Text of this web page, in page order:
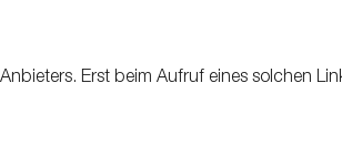
Erst beim Aufruf eines solchen